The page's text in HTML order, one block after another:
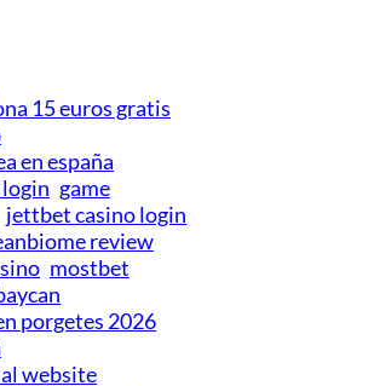
15 euros gratis
en españa
game
jettbet casino login
review
mostbet
porgetes 2026
website